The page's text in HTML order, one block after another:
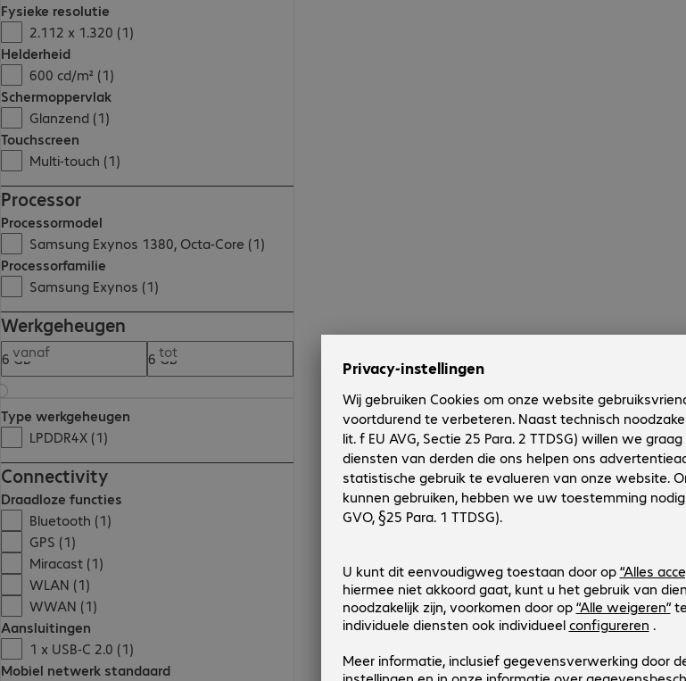
Fysieke resolutie
2.112 x 1.320 (1)
Helderheid
600 cd/m² (1)
Schermoppervlak
Glanzend (1)
Touchscreen
Multi-touch (1)
Processor
Processormodel
Samsung Exynos 1380, Octa-Core (1)
Processorfamilie
Samsung Exynos (1)
Werkgeheugen
vanaf tot
Type werkgeheugen
LPDDR4X (1)
Connectivity
Draadloze functies
Bluetooth (1)
GPS (1)
Miracast (1)
WLAN (1)
WWAN (1)
Aansluitingen
1 x USB-C 2.0 (1)
Mobiel netwerk standaard